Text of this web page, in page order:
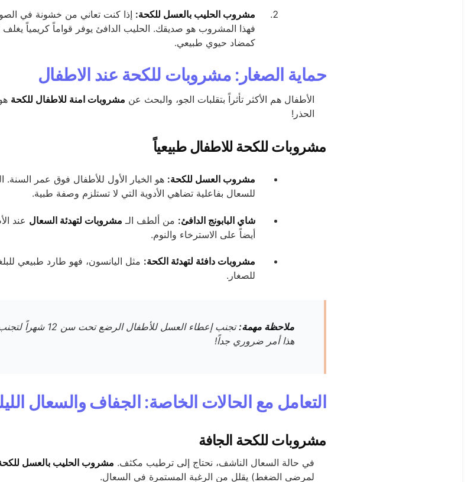
مشروب الحليب بالعسل للكحة: إذا كنت تعاني من خشونة في
فهذا المشروب هو صديقك. الحليب الدافئ يوفر قواماً كريمياً
كمضاد حيوي طبيعي.
حماية الصغار: مشروبات للكحة عند الاطفال
الأطفال هم الأكثر تأثراً بتقلبات الجو، والبحث عن مشروبات امنة للاطفال للكحة
الحذر!
مشروبات للكحة للاطفال طبيعياً
مشروب العسل للكحة: هو الخيار الأول للأطفال فوق عمر
للسعال بفاعلية تضاهي الأدوية التي لا تستلزم وصفة طبية.
شاي البابونج الدافئ: من ألطف الـ مشروبات لتهدئة السعال عند
أيضاً على الاسترخاء والنوم.
مشروبات دافئة لتهدئة الكحة: مثل اليانسون، فهو طارد طبيعي
للصغار.
ملاحظة مهمة:
تجنب إعطاء العسل
هذا أمر ضروري جداً!
التعامل مع الحالات الخاصة: الجفاف والسعال
مشروبات للكحة الجافة
في حالة السعال الناشف، نحتاج إلى ترطيب مكثف. مشروب الحليب بالعسل
لمرضى الضغط) يقلل من الرغبة المستمرة في السعال.